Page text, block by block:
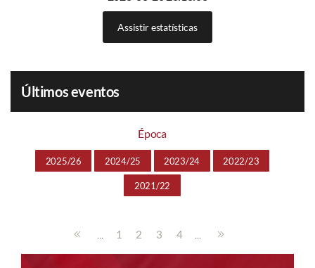
Assistir estatísticas
Últimos eventos
Época
2025/26 2024/25 2023/24 2022/23
2021/22
... 1 2 3 4 ...